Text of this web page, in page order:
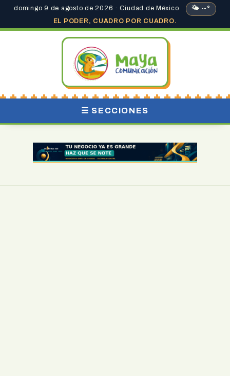
domingo 9 de agosto de 2026 · Ciudad de México
🌤 --°
EL PODER, CUADRO POR CUADRO.
☰ SECCIONES